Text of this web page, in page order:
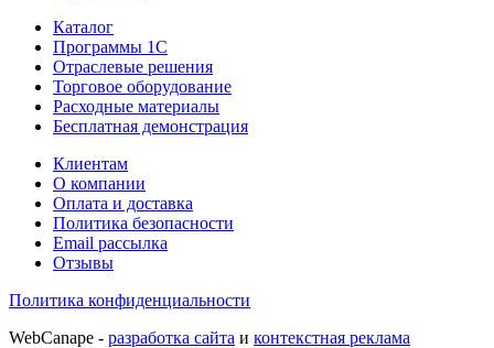
Каталог
Программы 1С
Отраслевые решения
Торговое оборудование
Расходные материалы
Бесплатная демонстрация
Клиентам
О компании
Оплата и доставка
Политика безопасности
Email рассылка
Отзывы
Политика конфиденциальности
WebCanape - разработка сайта и контекстная реклама